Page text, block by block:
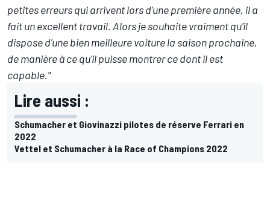
petites erreurs qui arrivent lors d'une première année, il a
fait un excellent travail. Alors je souhaite vraiment qu'il
dispose d'une bien meilleure voiture la saison prochaine,
de manière à ce qu'il puisse montrer ce dont il est
capable."
Lire aussi :
Schumacher et Giovinazzi pilotes de réserve Ferrari en
2022
Vettel et Schumacher à la Race of Champions 2022